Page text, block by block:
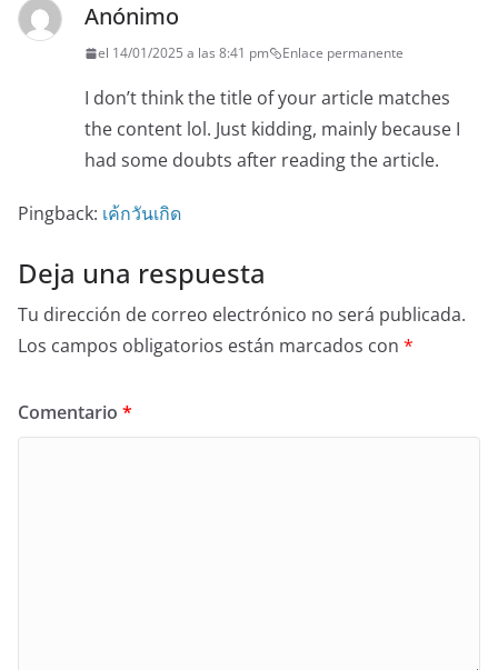
Anónimo
el 14/01/2025 a las 8:41 pm Enlace permanente
I don’t think the title of your article matches
the content lol. Just kidding, mainly because I
had some doubts after reading the article.
Pingback: เค้กวันเกิด
Deja una respuesta
Tu dirección de correo electrónico no será publicada.
Los campos obligatorios están marcados con *
Comentario *